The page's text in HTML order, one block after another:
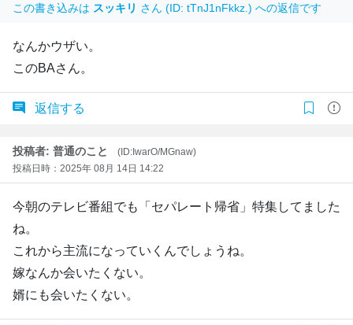
この書き込みは スッキリ さん (ID: tTnJ1nFkkz.) への返信です
なんかウザい。
このBAさん。
返信する
投稿者: 普通のこと
(ID:IwarO/MGnaw)
投稿日時：2025年 08月 14日 14:22
今朝のテレビ番組でも「セパレート帰省」特集してました
ね。
これから主流になっていくんでしょうね。
嫁なんか会いたくない。
婿にも会いたくない。